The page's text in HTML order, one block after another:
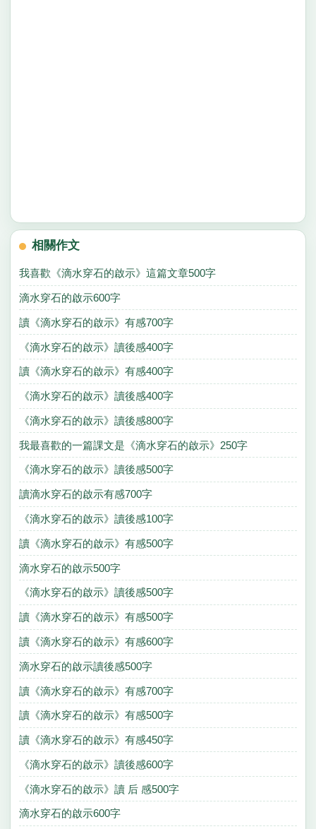
相關作文
我喜歡《滴水穿石的啟示》這篇文章500字
滴水穿石的啟示600字
讀《滴水穿石的啟示》有感700字
《滴水穿石的啟示》讀後感400字
讀《滴水穿石的啟示》有感400字
《滴水穿石的啟示》讀後感400字
《滴水穿石的啟示》讀後感800字
我最喜歡的一篇課文是《滴水穿石的啟示》250字
《滴水穿石的啟示》讀後感500字
讀滴水穿石的啟示有感700字
《滴水穿石的啟示》讀後感100字
讀《滴水穿石的啟示》有感500字
滴水穿石的啟示500字
《滴水穿石的啟示》讀後感500字
讀《滴水穿石的啟示》有感500字
讀《滴水穿石的啟示》有感600字
滴水穿石的啟示讀後感500字
讀《滴水穿石的啟示》有感700字
讀《滴水穿石的啟示》有感500字
讀《滴水穿石的啟示》有感450字
《滴水穿石的啟示》讀後感600字
《滴水穿石的啟示》讀 后 感500字
滴水穿石的啟示600字